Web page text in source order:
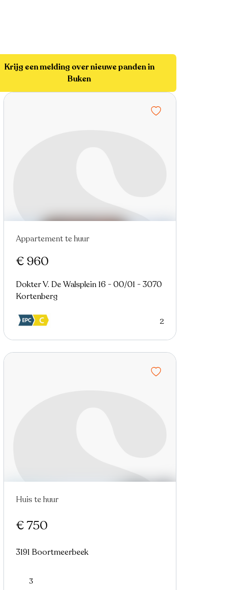
Krijg een melding over nieuwe panden in
Buken
Nieuw
Appartement te huur
€ 960
Dokter V. De Walsplein 16 - 00/01 - 3070
Kortenberg
2
In optie
Huis te huur
€ 750
3191 Boortmeerbeek
3